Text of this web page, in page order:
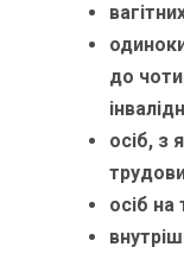
до
осіб, з
осіб на